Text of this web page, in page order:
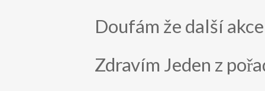
Doufám že další
Zdravím Jeden z